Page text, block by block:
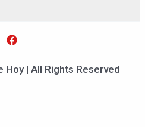
| All Rights Reserved